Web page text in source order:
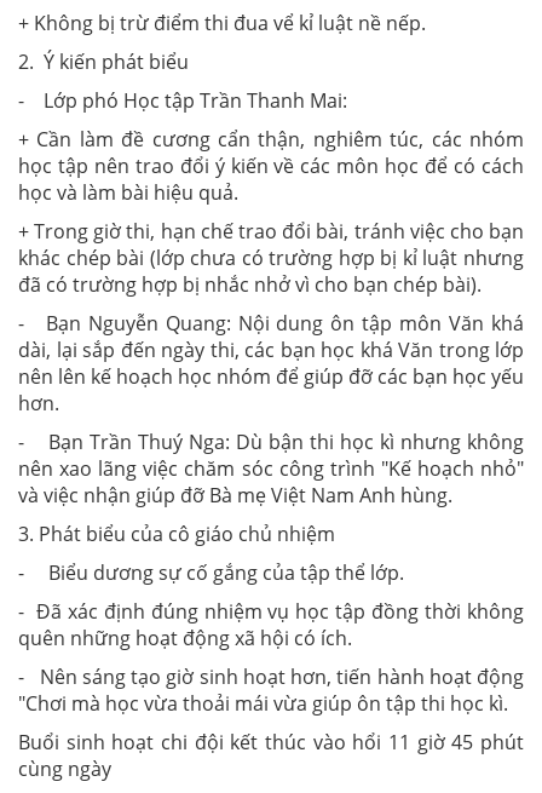
+ Không bị trừ điểm thi đua vể kỉ luật nề nếp.
2. Ý kiến phát biểu
- Lớp phó Học tập Trần Thanh Mai:
+ Cần làm đề cương cẩn thận, nghiêm túc, các nhóm
học tập nên trao đổi ý kiến về các môn học để có cách
học và làm bài hiệu quả.
+ Trong giờ thi, hạn chế trao đổi bài, tránh việc cho bạn
khác chép bài (lớp chưa có trường hợp bị kỉ luật nhưng
đã có trường hợp bị nhắc nhở vì cho bạn chép bài).
- Bạn Nguyễn Quang: Nội dung ôn tập môn Văn khá
dài, lại sắp đến ngày thi, các bạn học khá Văn trong lớp
nên lên kế hoạch học nhóm để giúp đỡ các bạn học yếu
hơn.
- Bạn Trần Thuý Nga: Dù bận thi học kì nhưng không
nên xao lãng việc chăm sóc công trình "Kế hoạch nhỏ"
và việc nhận giúp đỡ Bà mẹ Việt Nam Anh hùng.
3. Phát biểu của cô giáo chủ nhiệm
- Biểu dương sự cố gắng của tập thể lớp.
- Đã xác định đúng nhiệm vụ học tập đồng thời không
quên những hoạt động xã hội có ích.
- Nên sáng tạo giờ sinh hoạt hơn, tiến hành hoạt động
"Chơi mà học vừa thoải mái vừa giúp ôn tập thi học kì.
Buổi sinh hoạt chi đội kết thúc vào hổi 11 giờ 45 phút
cùng ngày